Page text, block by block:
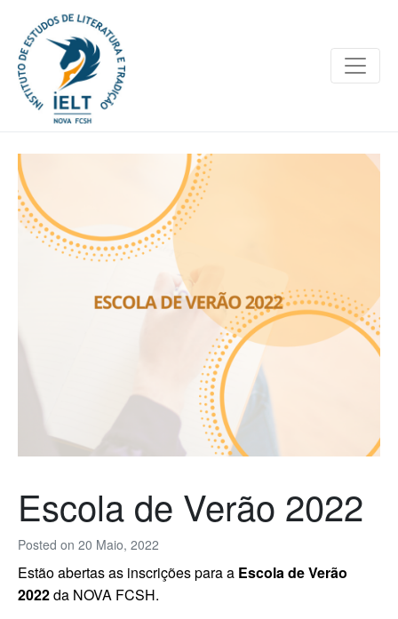
Posted on 20 Maio, 2022
Escola de Verão 2022
Estão abertas as inscrições para a Escola de Verão
2022da NOVA FCSH.